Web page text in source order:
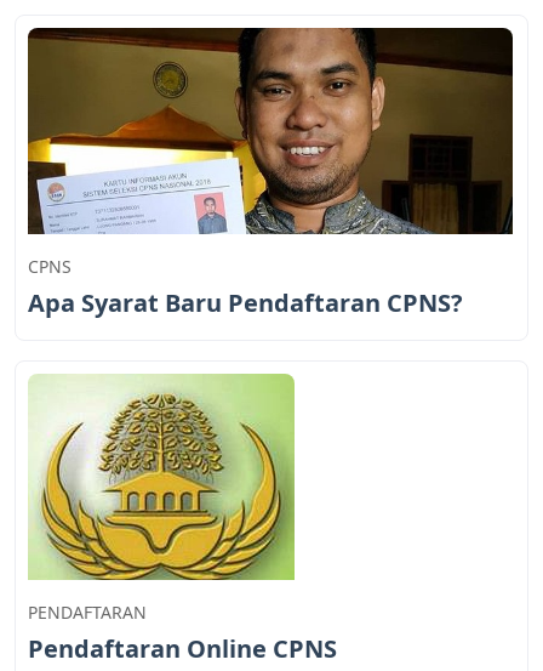
CPNS
Apa Syarat Baru Pendaftaran CPNS?
PENDAFTARAN
Pendaftaran Online CPNS